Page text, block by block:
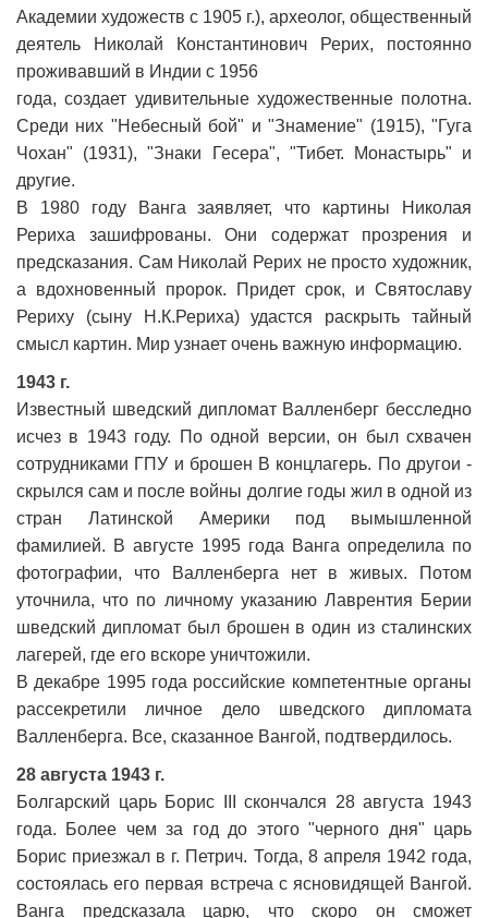
Академии художеств с 1905 г.), археолог, общественный
деятель Николай Константинович Рерих, постоянно
проживавший в Индии с 1956
года, создает удивительные художественные полотна.
Среди них "Небесный бой" и "Знамение" (1915), "Гуга
Чохан" (1931), "Знаки Гесера", "Тибет. Монастырь" и
другие.
В 1980 году Ванга заявляет, что картины Николая
Рериха зашифрованы. Они содержат прозрения и
предсказания. Сам Николай Рерих не просто художник,
а вдохновенный пророк. Придет срок, и Святославу
Рериху (сыну Н.К.Рериха) удастся раскрыть тайный
смысл картин. Мир узнает очень важную информацию.
1943 г.
Известный шведский дипломат Валленберг бесследно
исчез в 1943 году. По одной версии, он был схвачен
сотрудниками ГПУ и брошен В концлагерь. По другои -
скрылся сам и после войны долгие годы жил в одной из
стран Латинской Америки под вымышленной
фамилией. В августе 1995 года Ванга определила по
фотографии, что Валленберга нет в живых. Потом
уточнила, что по личному указанию Лаврентия Берии
шведский дипломат был брошен в один из сталинских
лагерей, где его вскоре уничтожили.
В декабре 1995 года российские компетентные органы
рассекретили личное дело шведского дипломата
Валленберга. Все, сказанное Вангой, подтвердилось.
28 августа 1943 г.
Болгарский царь Борис III скончался 28 августа 1943
года. Более чем за год до этого "черного дня" царь
Борис приезжал в г. Петрич. Тогда, 8 апреля 1942 года,
состоялась его первая встреча с ясновидящей Вангой.
Ванга предсказала царю, что скоро он сможет